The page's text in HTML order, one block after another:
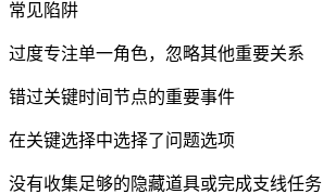
常见陷阱
过度专注单一角色，忽略其他重要关系
错过关键时间节点的重要事件
在关键选择中选择了问题选项
没有收集足够的隐藏道具或完成支线任务